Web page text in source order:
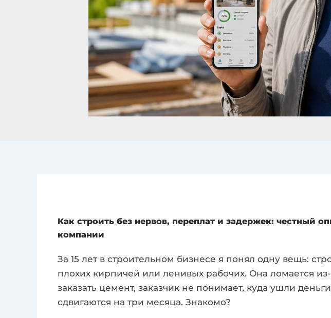
Как строить без нервов, переплат и задержек: честный
компании
За 15 лет в строительном бизнесе я понял одну вещь:
плохих кирпичей или ленивых рабочих. Она ломается
заказать цемент, заказчик не понимает, куда ушли
сдвигаются на три месяца. Знакомо?